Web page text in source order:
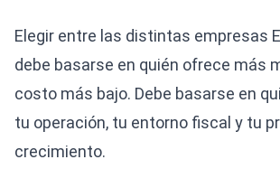
Elegir entre las distintas empresas
debe basarse en quién ofrece más
costo más bajo. Debe basarse en
tu operación, tu entorno fiscal y tu
crecimiento.